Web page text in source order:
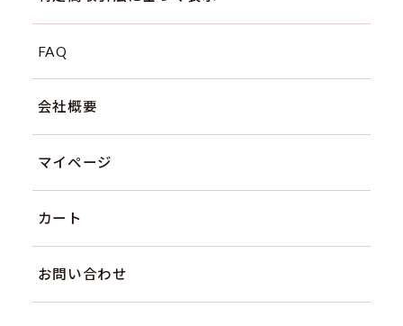
FAQ
会社概要
マイページ
カート
お問い合わせ